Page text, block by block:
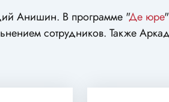
Анишин. В программе "Де юре
сотрудников. Также